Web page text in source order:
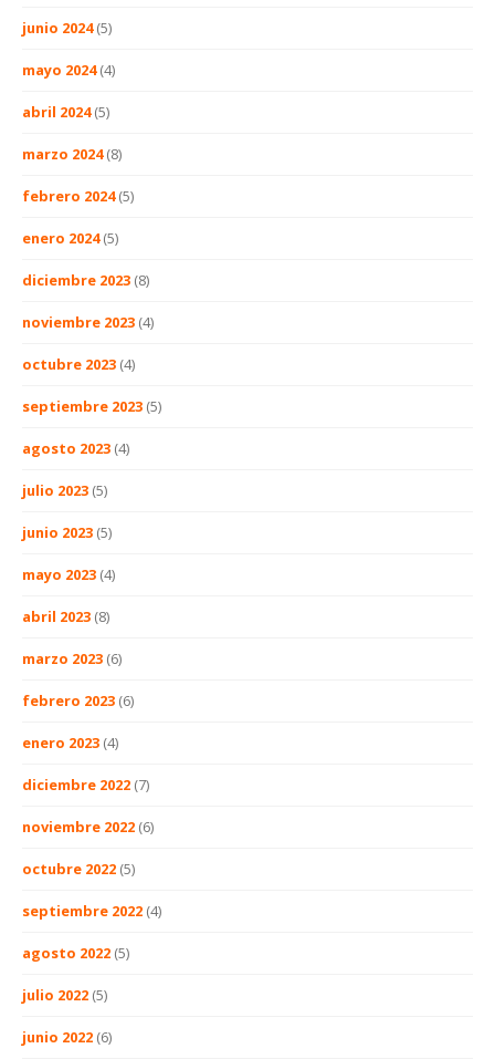
junio 2024(5)
mayo 2024(4)
abril 2024(5)
marzo 2024(8)
febrero 2024(5)
enero 2024(5)
diciembre 2023 (8)
noviembre 2023 (4)
octubre 2023 (4)
septiembre 2023 (5)
agosto 2023 (4)
julio 2023 (5)
junio 2023 (5)
mayo 2023 (4)
abril 2023 (8)
marzo 2023 (6)
febrero 2023 (6)
enero 2023 (4)
diciembre 2022 (7)
noviembre 2022 (6)
octubre 2022 (5)
septiembre 2022 (4)
agosto 2022 (5)
julio 2022 (5)
junio 2022 (6)